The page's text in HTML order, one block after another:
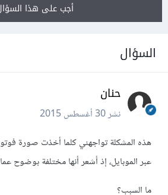
أجب على هذا
السؤال
حنان
نشر30 أغسطس 2015
هذه المشكلة تواجهني كلما أخذت صورة
عبر الموبايل، إذ أشعر أنها مختلفة بوضوح عما
ما السبب؟